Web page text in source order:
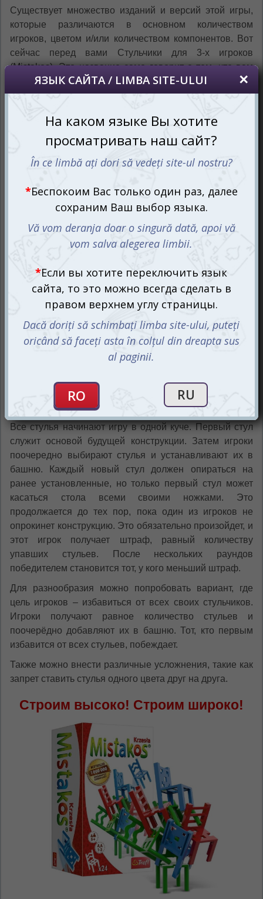
Существует множество изданий и версий этой игры,
которые различаются в основном количеством
игроков, цветом и/или количеством компонентов. Вот
сейчас перед вами Стульчики для 3-х игроков
(Міstakos). Это название само говорит о том, что вам
предстоит заниматься построением необычной
конструкции втроём.
Выставляй! Строй! Побеждай! или
Искусство баланса на стульях
В комплекте игры вас ждут 8 зелёных, 8 синих и 8
красных стульчиков, различающихся между собой
формой. Ваша задача – выстраивать их поочередно,
режима игры, которые можно изменять по своему
усмотрению.
Все стулья начинают игру в одной куче. Первый стул
служит основой будущей конструкции. Затем игроки
поочередно выбирают стулья и устанавливают их в
башню. Каждый новый стул должен опираться на
ранее установленные, но только первый стул может
касаться стола всеми своими ножками. Это
продолжается до тех пор, пока один из игроков не
опрокинет конструкцию. Это обязательно произойдет, и
этот игрок получает штраф, равный количеству
упавших стульев. После нескольких раундов
победителем становится тот, у кого меньший штраф.
Для разнообразия можно попробовать вариант, где
цель игроков – избавиться от всех своих стульчиков.
Игроки получают равное количество стульев и
поочерёдно добавляют их в башню. Тот, кто первым
избавится от всех стульев, побеждает.
Также можно внести различные усложнения, такие как
запрет ставить стулья одного цвета друг на друга.
Строим высоко! Строим широко!